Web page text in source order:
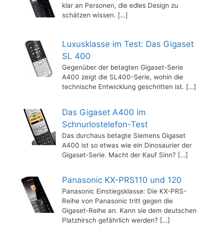
klar an Personen, die edles Design zu
schätzen wissen. […]
Luxusklasse im Test: Das Gigaset
SL 400
Gegenüber der betagten Gigaset-Serie
A400 zeigt die SL400-Serie, wohin die
technische Entwicklung geschritten ist. […]
Das Gigaset A400 im
Schnurlostelefon-Test
Das durchaus betagte Siemens Gigaset
A400 ist so etwas wie ein Dinosaurier der
Gigaset-Serie. Macht der Kauf Sinn?[…]
Panasonic KX-PRS110 und 120
Panasonic Einstiegsklasse: Die KX-PRS-
Reihe von Panasonic tritt gegen die
Gigaset-Reihe an. Kann sie dem deutschen
Platzhirsch gefährlich werden?[…]